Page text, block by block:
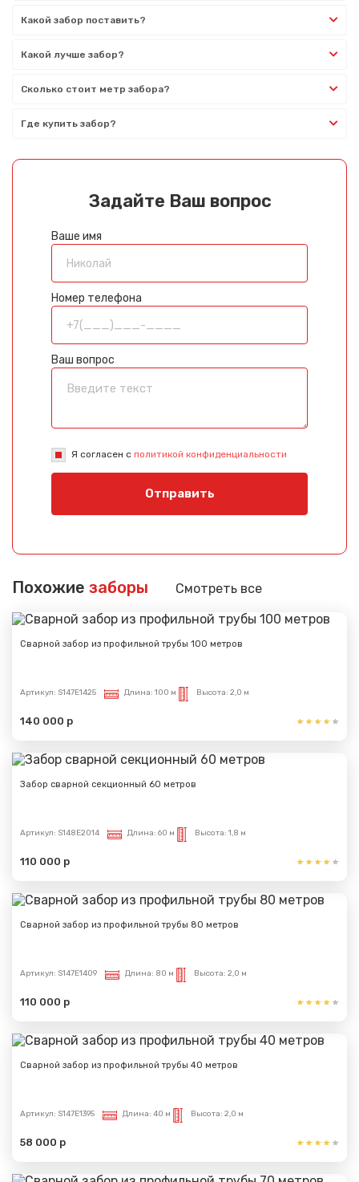
Какой забор поставить?
Какой лучше забор?
Сколько стоит метр забора?
Где купить забор?
Задайте Ваш вопрос
Ваше имя
Номер телефона
Ваш вопрос
Я согласен с политикой конфиденциальности
Отправить
Похожие заборы Смотреть все
Сварной забор из профильной трубы 100 метров
Артикул: S147E1425 Длина: 100 м Высота: 2,0 м
140 000 р
Забор сварной секционный 60 метров
Артикул: S148E2014 Длина: 60 м Высота: 1,8 м
110 000 р
Сварной забор из профильной трубы 80 метров
Артикул: S147E1409 Длина: 80 м Высота: 2,0 м
110 000 р
Сварной забор из профильной трубы 40 метров
Артикул: S147E1395 Длина: 40 м Высота: 2,0 м
58 000 р